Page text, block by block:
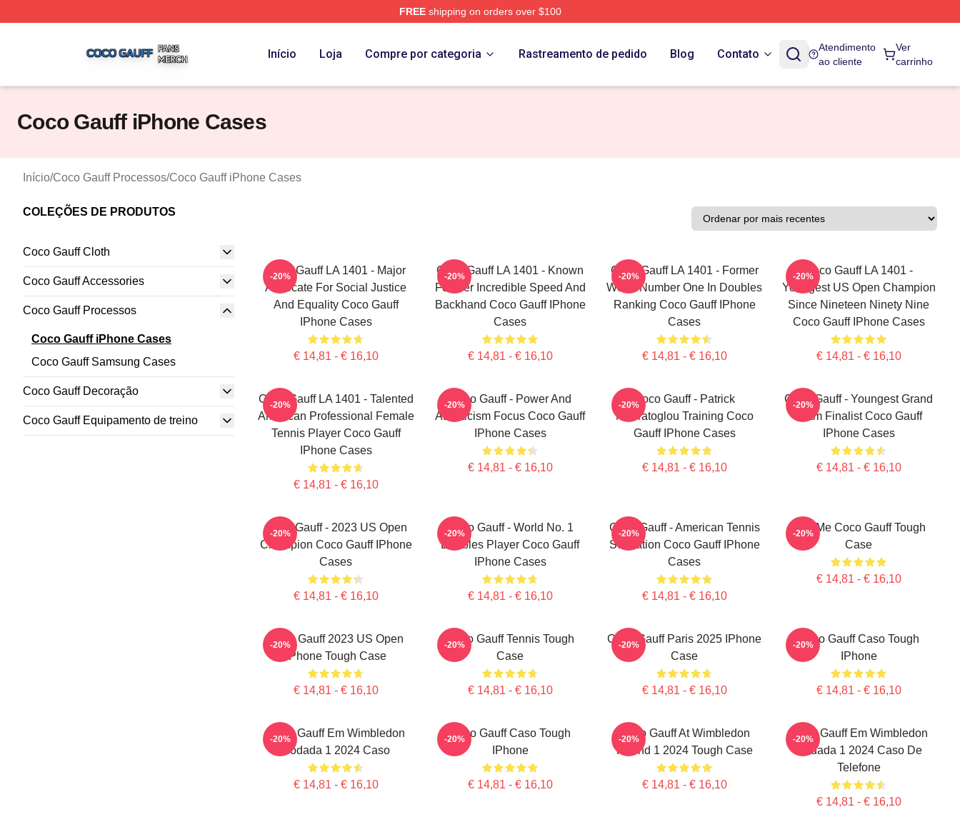
FREEshipping on orders over $100
Início Loja Compre por categoria Rastreamento de pedido Blog Contato
Atendimento
ao cliente
Ver
carrinho
Coco Gauff iPhone Cases
Início/Coco Gauff Processos/Coco Gauff iPhone Cases
COLEÇÕES DE PRODUTOS
Coco Gauff Cloth
Coco Gauff Accessories
Coco Gauff Processos
Coco Gauff iPhone Cases
Coco Gauff Samsung Cases
Coco Gauff Decoração
Coco Gauff Equipamento de treino
Coco Gauff LA 1401 - Major
Advocate For Social Justice
And Equality Coco Gauff
IPhone Cases
€ 14,81 - € 16,10
-20%
Coco Gauff LA 1401 - Known
For Her Incredible Speed And
Backhand Coco Gauff IPhone
Cases
€ 14,81 - € 16,10
-20%
Coco Gauff LA 1401 - Former
World Number One In Doubles
Ranking Coco Gauff IPhone
Cases
€ 14,81 - € 16,10
-20%
Coco Gauff LA 1401 -
Youngest US Open Champion
Since Nineteen Ninety Nine
Coco Gauff IPhone Cases
€ 14,81 - € 16,10
-20%
Coco Gauff LA 1401 - Talented
American Professional Female
Tennis Player Coco Gauff
IPhone Cases
€ 14,81 - € 16,10
-20%
Coco Gauff - Power And
Athleticism Focus Coco Gauff
IPhone Cases
€ 14,81 - € 16,10
-20%
Coco Gauff - Patrick
Mouratoglou Training Coco
Gauff IPhone Cases
€ 14,81 - € 16,10
-20%
Coco Gauff - Youngest Grand
Slam Finalist Coco Gauff
IPhone Cases
€ 14,81 - € 16,10
-20%
Coco Gauff - 2023 US Open
Champion Coco Gauff IPhone
Cases
€ 14,81 - € 16,10
-20%
Coco Gauff - World No. 1
Doubles Player Coco Gauff
IPhone Cases
€ 14,81 - € 16,10
-20%
Coco Gauff - American Tennis
Sensation Coco Gauff IPhone
Cases
€ 14,81 - € 16,10
-20%
Call Me Coco Gauff Tough
Case
€ 14,81 - € 16,10
-20%
Coco Gauff 2023 US Open
IPhone Tough Case
€ 14,81 - € 16,10
-20%
Coco Gauff Tennis Tough
Case
€ 14,81 - € 16,10
-20%
Coco Gauff Paris 2025 IPhone
Case
€ 14,81 - € 16,10
-20%
Coco Gauff Caso Tough
IPhone
€ 14,81 - € 16,10
-20%
Coco Gauff Em Wimbledon
Rodada 1 2024 Caso
€ 14,81 - € 16,10
-20%
Coco Gauff Caso Tough
IPhone
€ 14,81 - € 16,10
-20%
Coco Gauff At Wimbledon
Round 1 2024 Tough Case
€ 14,81 - € 16,10
-20%
Coco Gauff Em Wimbledon
Rodada 1 2024 Caso De
Telefone
€ 14,81 - € 16,10
-20%